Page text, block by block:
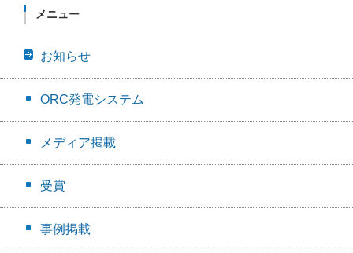
メニュー
お知らせ
ORC発電システム
メディア掲載
受賞
事例掲載